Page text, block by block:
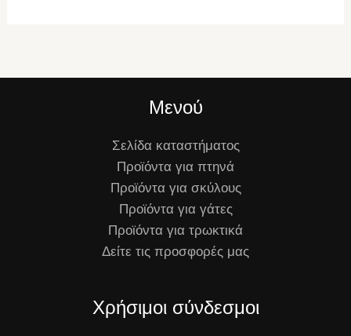
Μενού
Σελίδα καταστήματος
Προϊόντα για πτηνά
Προϊόντα για σκύλους
Προϊόντα για γάτες
Προϊόντα για τρωκτικά
Δείτε τις προσφορές μας
Χρήσιμοι σύνδεσμοι